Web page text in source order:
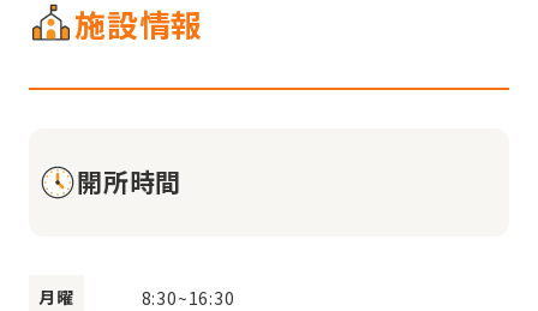
施設情報
開所時間
月曜 8:30~16:30